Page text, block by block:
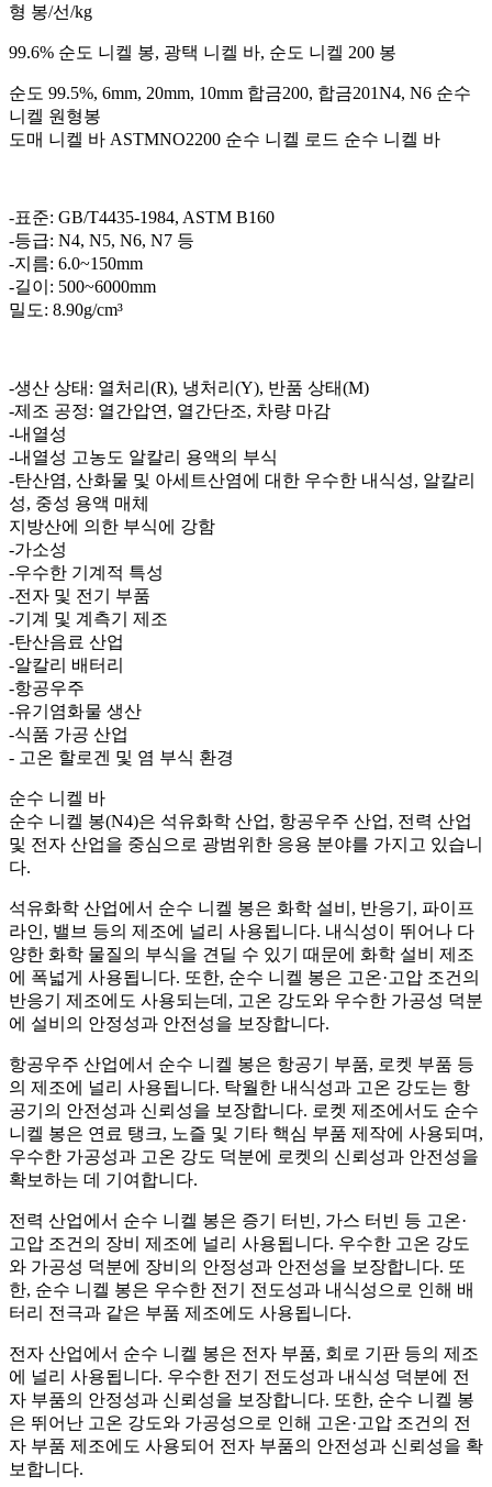
형 봉/선/kg
99.6% 순도 니켈 봉, 광택 니켈 바, 순도 니켈 200 봉
순도 99.5%, 6mm, 20mm, 10mm 합금200, 합금201N4, N6 순수
니켈 원형봉
도매 니켈 바 ASTMNO2200 순수 니켈 로드 순수 니켈 바
-표준: GB/T4435-1984, ASTM B160
-등급: N4, N5, N6, N7 등
-지름: 6.0~150mm
-길이: 500~6000mm
밀도: 8.90g/cm³
-생산 상태: 열처리(R), 냉처리(Y), 반품 상태(M)
-제조 공정: 열간압연, 열간단조, 차량 마감
-내열성
-내열성 고농도 알칼리 용액의 부식
-탄산염, 산화물 및 아세트산염에 대한 우수한 내식성, 알칼리
성, 중성 용액 매체
지방산에 의한 부식에 강함
-가소성
-우수한 기계적 특성
-전자 및 전기 부품
-기계 및 계측기 제조
-탄산음료 산업
-알칼리 배터리
-항공우주
-유기염화물 생산
-식품 가공 산업
- 고온 할로겐 및 염 부식 환경
순수 니켈 바
순수 니켈 봉(N4)은 석유화학 산업, 항공우주 산업, 전력 산업
및 전자 산업을 중심으로 광범위한 응용 분야를 가지고 있습니
다.
석유화학 산업에서 순수 니켈 봉은 화학 설비, 반응기, 파이프
라인, 밸브 등의 제조에 널리 사용됩니다. 내식성이 뛰어나 다
양한 화학 물질의 부식을 견딜 수 있기 때문에 화학 설비 제조
에 폭넓게 사용됩니다. 또한, 순수 니켈 봉은 고온·고압 조건의
반응기 제조에도 사용되는데, 고온 강도와 우수한 가공성 덕분
에 설비의 안정성과 안전성을 보장합니다.
항공우주 산업에서 순수 니켈 봉은 항공기 부품, 로켓 부품 등
의 제조에 널리 사용됩니다. 탁월한 내식성과 고온 강도는 항
공기의 안전성과 신뢰성을 보장합니다. 로켓 제조에서도 순수
니켈 봉은 연료 탱크, 노즐 및 기타 핵심 부품 제작에 사용되며,
우수한 가공성과 고온 강도 덕분에 로켓의 신뢰성과 안전성을
확보하는 데 기여합니다.
전력 산업에서 순수 니켈 봉은 증기 터빈, 가스 터빈 등 고온·
고압 조건의 장비 제조에 널리 사용됩니다. 우수한 고온 강도
와 가공성 덕분에 장비의 안정성과 안전성을 보장합니다. 또
한, 순수 니켈 봉은 우수한 전기 전도성과 내식성으로 인해 배
터리 전극과 같은 부품 제조에도 사용됩니다.
전자 산업에서 순수 니켈 봉은 전자 부품, 회로 기판 등의 제조
에 널리 사용됩니다. 우수한 전기 전도성과 내식성 덕분에 전
자 부품의 안정성과 신뢰성을 보장합니다. 또한, 순수 니켈 봉
은 뛰어난 고온 강도와 가공성으로 인해 고온·고압 조건의 전
자 부품 제조에도 사용되어 전자 부품의 안전성과 신뢰성을 확
보합니다.